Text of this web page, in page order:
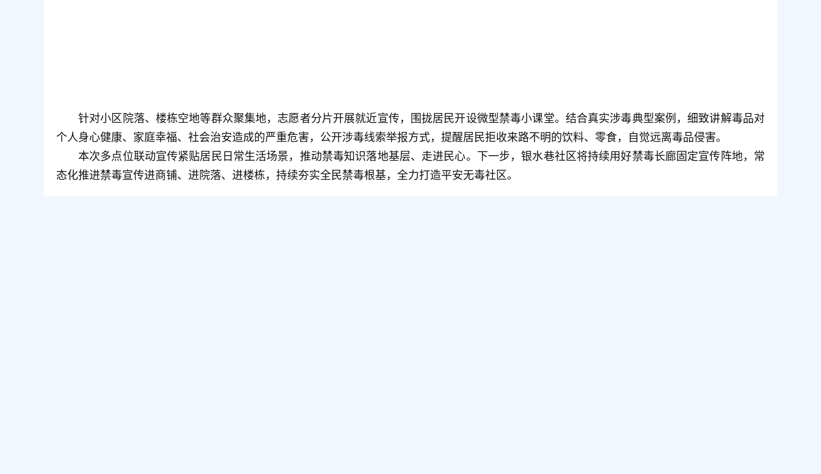
针对小区院落、楼栋空地等群众聚集地，志愿者分片开展就近宣传，围拢居民开设微型禁毒小课堂。结合真实涉毒典型案例，细致讲解毒品对
个人身心健康、家庭幸福、社会治安造成的严重危害，公开涉毒线索举报方式，提醒居民拒收来路不明的饮料、零食，自觉远离毒品侵害。
本次多点位联动宣传紧贴居民日常生活场景，推动禁毒知识落地基层、走进民心。下一步，银水巷社区将持续用好禁毒长廊固定宣传阵地，常
态化推进禁毒宣传进商铺、进院落、进楼栋，持续夯实全民禁毒根基，全力打造平安无毒社区。